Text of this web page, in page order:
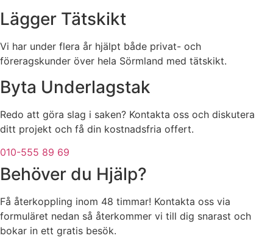
Lägger Tätskikt
Vi har under flera år hjälpt både privat- och
föreragskunder över hela Sörmland med tätskikt.
Byta Underlagstak
Redo att göra slag i saken? Kontakta oss och diskutera
ditt projekt och få din kostnadsfria offert.
010-555 89 69
Behöver du Hjälp?
Få återkoppling inom 48 timmar! Kontakta oss via
formuläret nedan så återkommer vi till dig snarast och
bokar in ett gratis besök.